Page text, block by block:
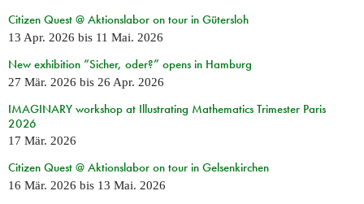
Citizen Quest @ Aktionslabor on tour in Gütersloh
13 Apr. 2026 bis 11 Mai. 2026
New exhibition “Sicher, oder?” opens in Hamburg
27 Mär. 2026 bis 26 Apr. 2026
IMAGINARY workshop at Illustrating Mathematics Trimester Paris
2026
17 Mär. 2026
Citizen Quest @ Aktionslabor on tour in Gelsenkirchen
16 Mär. 2026 bis 13 Mai. 2026